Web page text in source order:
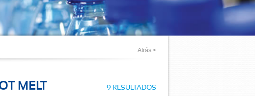
Atrás <
MELT 9 RESULTADOS